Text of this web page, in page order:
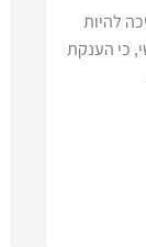
להיות
כי הענקת